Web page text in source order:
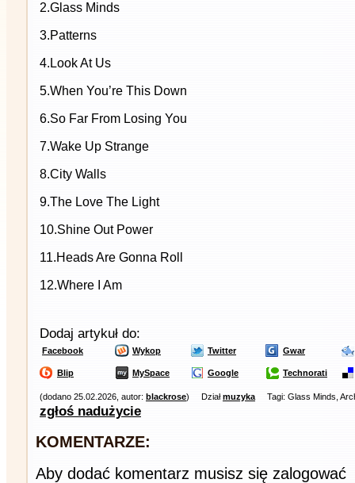
2.Glass Minds
3.Patterns
4.Look At Us
5.When You’re This Down
6.So Far From Losing You
7.Wake Up Strange
8.City Walls
9.The Love The Light
10.Shine Out Power
11.Heads Are Gonna Roll
12.Where I Am
Dodaj artykuł do:
Facebook Wykop Twitter Gwar
Blip MySpace Google Technorati
(dodano 25.02.2026, autor: blackrose) Działmuzyka Tagi: Glass Minds,
zgłoś nadużycie
KOMENTARZE:
Aby dodać komentarz musisz się zalogować